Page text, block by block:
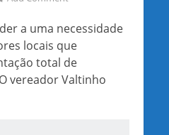
a uma necessidade
locais que
total de
vereador Valtinho